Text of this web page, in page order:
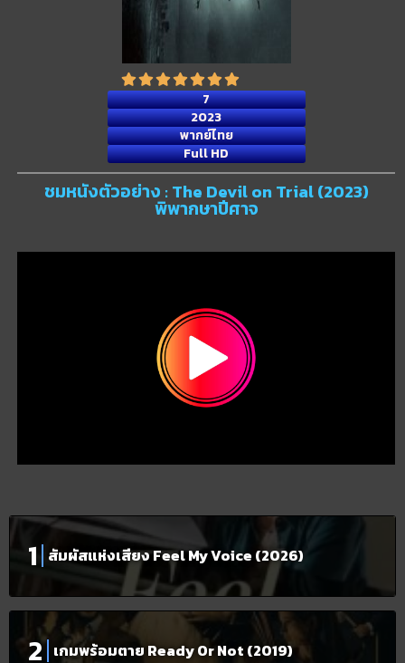
7
2023
พากย์ไทย
Full HD
ชมหนังตัวอย่าง : The Devil on Trial (2023)
พิพากษาปีศาจ
สัมผัสแห่งเสียง Feel My Voice (2026)
เกมพร้อมตาย Ready Or Not (2019)